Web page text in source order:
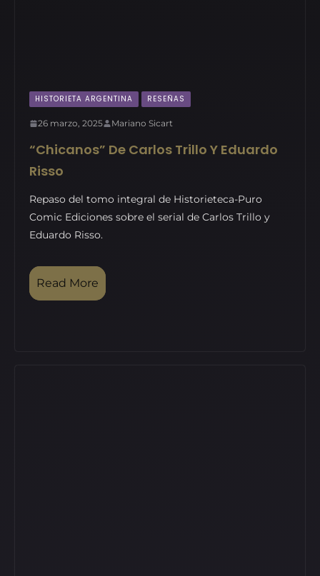
HISTORIETA ARGENTINA RESEÑAS
26 marzo, 2025 Mariano Sicart
“Chicanos” De Carlos Trillo Y Eduardo
Risso
Repaso del tomo integral de Historieteca-Puro
Comic Ediciones sobre el serial de Carlos Trillo y
Eduardo Risso.
Read More